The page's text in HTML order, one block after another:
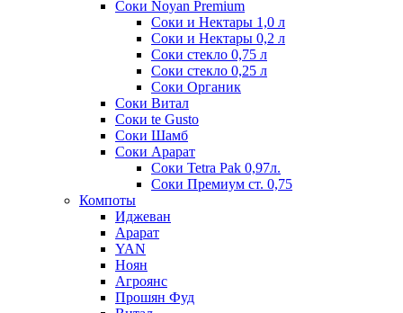
Соки Noyan Premium
Соки и Нектары 1,0 л
Соки и Нектары 0,2 л
Соки стекло 0,75 л
Соки стекло 0,25 л
Соки Органик
Соки Витал
Соки te Gusto
Соки Шамб
Соки Арарат
Соки Tetra Pak 0,97л.
Соки Премиум ст. 0,75
Компоты
Иджеван
Арарат
YAN
Ноян
Агроянс
Прошян Фуд